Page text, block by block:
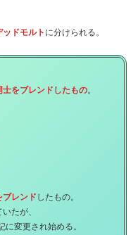
ッドモルト に分けられる。
をブレンドしたもの。
ブレンド したもの。
たが、
変更され始める。